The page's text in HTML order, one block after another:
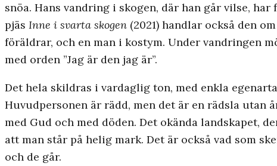
snöa. Hans vandring i skogen, där han går vilse,
pjäs Inne i svarta skogen (2021) handlar också den
föräldrar, och en man i kostym. Under vandringen
med orden ”Jag är den jag är”.
Det hela skildras i vardaglig ton, med enkla
Huvudpersonen är rädd, men det är en rädsla utan
med Gud och med döden. Det okända landskapet,
att man står på helig mark. Det är också vad som
och de går.